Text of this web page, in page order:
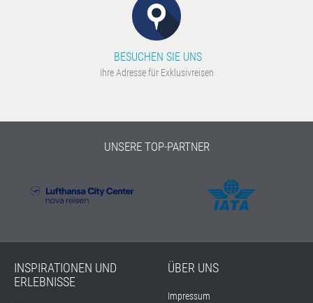
BESUCHEN SIE UNS
Ihre Adresse für Exklusivreisen
UNSERE TOP-PARTNER
INSPIRATIONEN UND
ERLEBNISSE
ÜBER UNS
Impressum